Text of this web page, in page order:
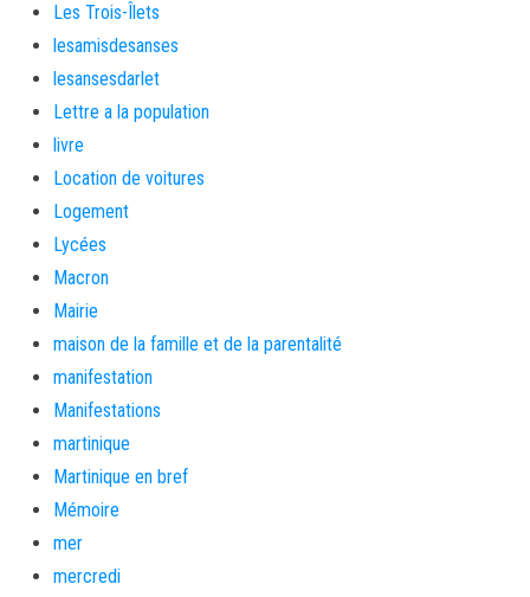
Les Trois-Îlets
lesamisdesanses
lesansesdarlet
Lettre a la population
livre
Location de voitures
Logement
Lycées
Macron
Mairie
maison de la famille et de la parentalité
manifestation
Manifestations
martinique
Martinique en bref
Mémoire
mer
mercredi